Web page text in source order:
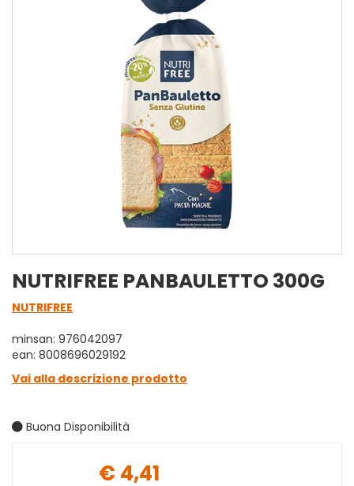
NUTRIFREE PANBAULETTO 300G
NUTRIFREE
minsan: 976042097
ean: 8008696029192
Vai alla descrizione prodotto
Buona Disponibilità
€ 4,41